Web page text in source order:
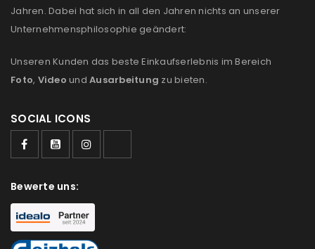
ANMELDEN
Benutzername oder E-Mail-Adresse
Passwort*
Jahren. Dabei hat sich in all den Jahren nichts an unserer
Unternehmensphilosophie geändert:
Unseren Kunden das beste Einkaufserlebnis im Bereich
Foto, Video und Ausarbeitung zu bieten.
SOCIAL ICONS
Bewerte uns: